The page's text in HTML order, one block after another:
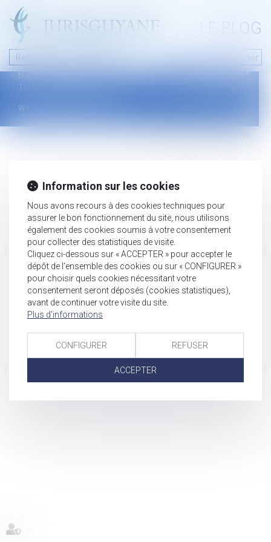
LE BLOG
Nous contacter
46 avenue de la liberté
B.P.315 - 97327 Cayenne Cedex
Tel : +594 594 29 45 35
www.jurisguyane.com
Mentions légales
Information sur les cookies
Nous avons recours à des cookies techniques pour
assurer le bon fonctionnement du site, nous utilisons
également des cookies soumis à votre consentement
pour collecter des statistiques de visite.
Cliquez ci-dessous sur « ACCEPTER » pour accepter le
dépôt de l'ensemble des cookies ou sur « CONFIGURER »
pour choisir quels cookies nécessitant votre
consentement seront déposés (cookies statistiques),
avant de continuer votre visite du site.
Plus d'informations
CONFIGURER REFUSER
ACCEPTER